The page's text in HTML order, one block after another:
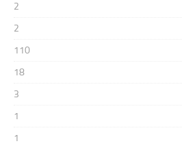
2
2
110
18
3
1
1